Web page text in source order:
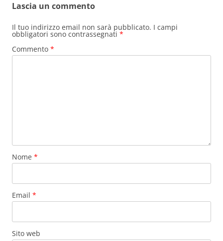
Lascia un commento
Il tuo indirizzo email non sarà pubblicato. I campi
obbligatori sono contrassegnati *
Commento *
Nome *
Email *
Sito web